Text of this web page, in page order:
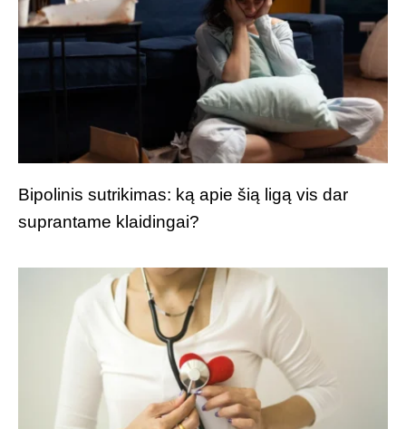
Bipolinis sutrikimas: ką apie šią ligą vis dar
suprantame klaidingai?